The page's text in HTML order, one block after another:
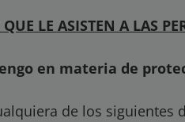
QUE LE ASISTEN A LAS
en materia de
de los